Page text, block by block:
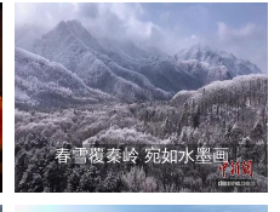
春雪覆秦岭 宛如水墨画